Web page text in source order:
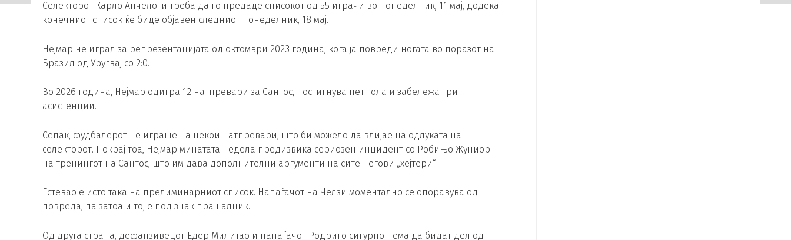
Селекторот Карло Анчелоти треба да го предаде списокот од 55 играчи во понеделник, 11 мај, додека
конечниот список ќе биде објавен следниот понеделник, 18 мај.
Нејмар не играл за репрезентацијата од октомври 2023 година, кога ја повреди ногата во поразот на
Бразил од Уругвај со 2:0.
Во 2026 година, Нејмар одигра 12 натпревари за Сантос, постигнува пет гола и забележа три
асистенции.
Сепак, фудбалерот не играше на некои натпревари, што би можело да влијае на одлуката на
селекторот. Покрај тоа, Нејмар минатата недела предизвика сериозен инцидент со Робињо Жуниор
на тренингот на Сантос, што им дава дополнителни аргументи на сите негови „хејтери“.
Естевао е исто така на прелиминарниот список. Напаѓачот на Челзи моментално се опоравува од
повреда, па затоа и тој е под знак прашалник.
Од друга страна, дефанзивецот Едер Милитао и напаѓачот Родриго сигурно нема да бидат дел од